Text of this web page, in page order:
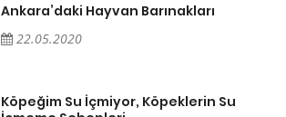
Ankara’daki Hayvan Barınakları
22.05.2020
Köpeğim Su İçmiyor, Köpeklerin Su